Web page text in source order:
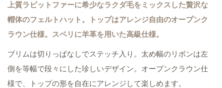
上質ラビットファーに希少なラクダ毛をミックスした贅沢な
帽体のフェルトハット。トップはアレンジ自由のオープンク
ラウン仕様。スベリに羊革を用いた高級仕様。
ブリムは切りっぱなしでステッチ入り。太め幅のリボンは左
側を等幅で段々にした珍しいデザイン。オープンクラウン仕
様で、トップの形を自在にアレンジして楽しめます。